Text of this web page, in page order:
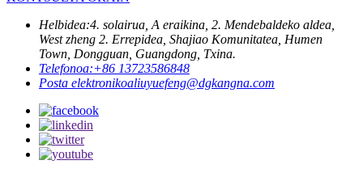
Helbidea:4. solairua, A eraikina, 2. Mendebaldeko aldea,
West zheng 2. Errepidea, Shajiao Komunitatea, Humen
Town, Dongguan, Guangdong, Txina.
Telefonoa:+86 13723586848
Posta elektronikoaliuyuefeng@dgkangna.com